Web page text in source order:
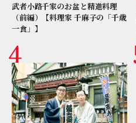
武者小路千家のお盆と精進料理
（前編）【料理家 千麻子の「千歳
一食」】